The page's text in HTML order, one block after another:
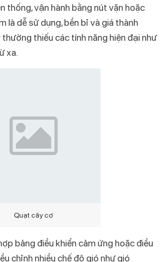
thống, vận hành bằng nút vặn hoặc
là dễ sử dụng, bền bỉ và giá thành
thường thiếu các tính năng hiện đại như
xa.
Quạt cây cơ
bảng điều khiển cảm ứng hoặc điều
chỉnh nhiều chế độ gió như gió